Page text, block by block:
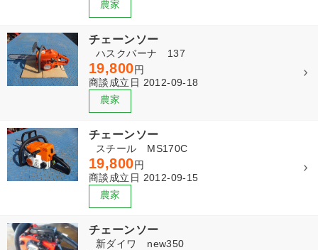
チェーンソー
ハスクバーナ 137
19,800円
商談成立日 2012-09-18
チェーンソー
スチール MS170C
19,800円
商談成立日 2012-09-15
チェーンソー
新ダイワ new350